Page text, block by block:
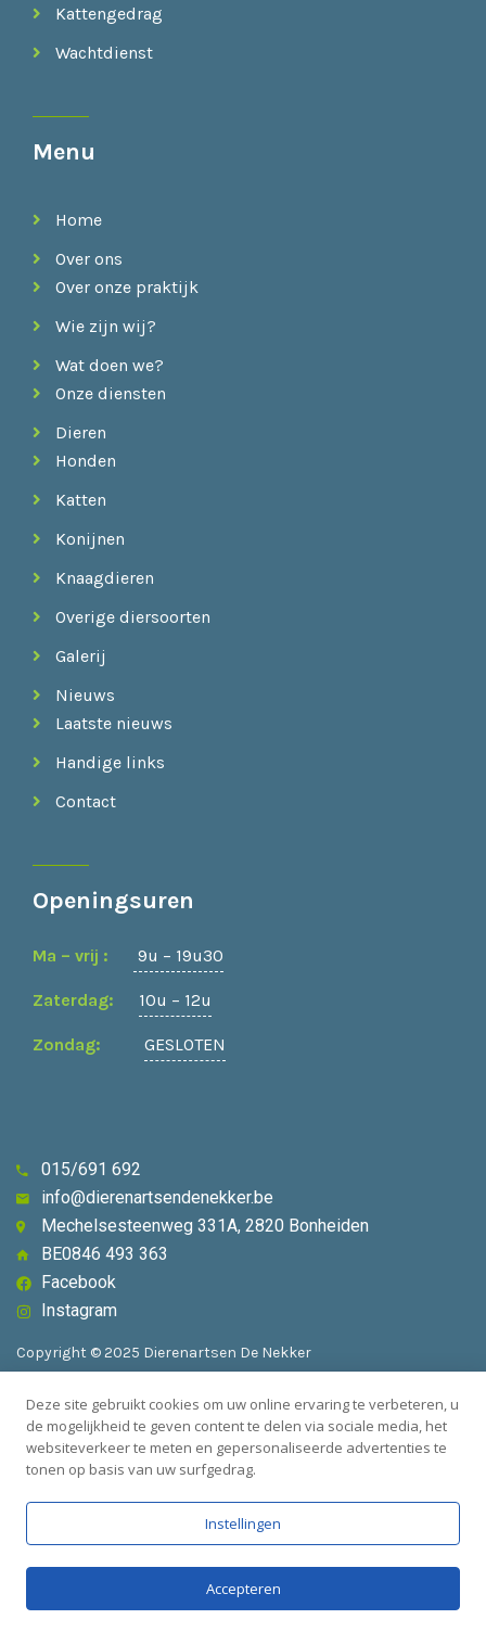
Kattengedrag
Wachtdienst
Menu
Home
Over ons
Over onze praktijk
Wie zijn wij?
Wat doen we?
Onze diensten
Dieren
Honden
Katten
Konijnen
Knaagdieren
Overige diersoorten
Galerij
Nieuws
Laatste nieuws
Handige links
Contact
Openingsuren
Ma – vrij : 9u – 19u30
Zaterdag: 10u – 12u
Zondag: GESLOTEN
Copyright © 2025 Dierenartsen De Nekker
Algemene voorwaarden
Privacybeleid
015/691 692
info@dierenartsendenekker.be
Mechelsesteenweg 331A, 2820 Bonheiden
BE0846 493 363
Facebook
Instagram
Deze site gebruikt cookies om uw online ervaring te verbeteren, u
de mogelijkheid te geven content te delen via sociale media, het
websiteverkeer te meten en gepersonaliseerde advertenties te
tonen op basis van uw surfgedrag.
Instellingen
Accepteren